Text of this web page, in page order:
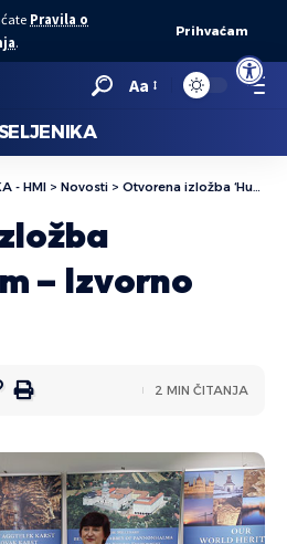
Open
Pravila o
.
Prihvaćam
Aa
- HMI > Novosti > Otvorena izložba ‘Hungarikum – Izvorno hrvatsko’
– Izvorno
2 MIN ČITANJA